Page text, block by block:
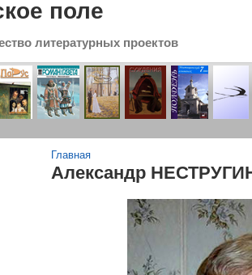
поле
литературных проектов
Вы здесь
Главная
Александр